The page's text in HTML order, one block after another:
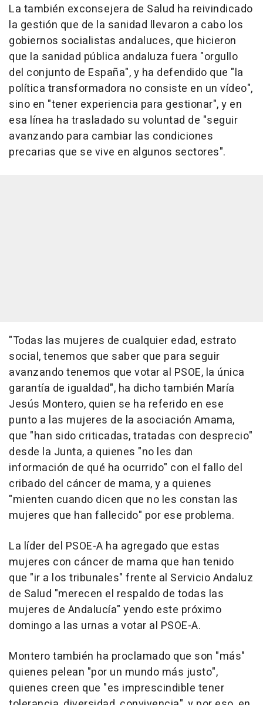
La también exconsejera de Salud ha reivindicado
la gestión que de la sanidad llevaron a cabo los
gobiernos socialistas andaluces, que hicieron
que la sanidad pública andaluza fuera "orgullo
del conjunto de España", y ha defendido que "la
política transformadora no consiste en un vídeo",
sino en "tener experiencia para gestionar", y en
esa línea ha trasladado su voluntad de "seguir
avanzando para cambiar las condiciones
precarias que se vive en algunos sectores".
"Todas las mujeres de cualquier edad, estrato
social, tenemos que saber que para seguir
avanzando tenemos que votar al PSOE, la única
garantía de igualdad", ha dicho también María
Jesús Montero, quien se ha referido en ese
punto a las mujeres de la asociación Amama,
que "han sido criticadas, tratadas con desprecio"
desde la Junta, a quienes "no les dan
información de qué ha ocurrido" con el fallo del
cribado del cáncer de mama, y a quienes
"mienten cuando dicen que no les constan las
mujeres que han fallecido" por ese problema.
La líder del PSOE-A ha agregado que estas
mujeres con cáncer de mama que han tenido
que "ir a los tribunales" frente al Servicio Andaluz
de Salud "merecen el respaldo de todas las
mujeres de Andalucía" yendo este próximo
domingo a las urnas a votar al PSOE-A.
Montero también ha proclamado que son "más"
quienes pelean "por un mundo más justo",
quienes creen que "es imprescindible tener